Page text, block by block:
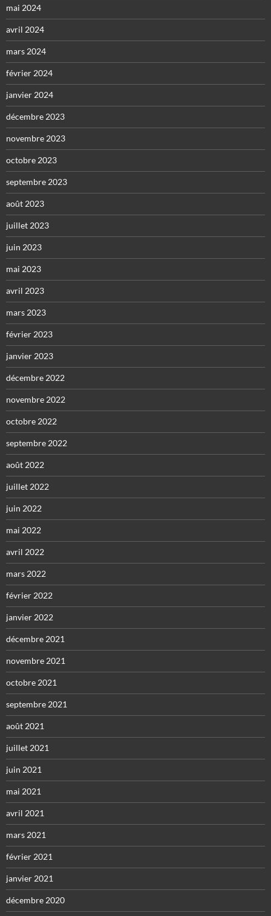
mai 2024
avril 2024
mars 2024
février 2024
janvier 2024
décembre 2023
novembre 2023
octobre 2023
septembre 2023
août 2023
juillet 2023
juin 2023
mai 2023
avril 2023
mars 2023
février 2023
janvier 2023
décembre 2022
novembre 2022
octobre 2022
septembre 2022
août 2022
juillet 2022
juin 2022
mai 2022
avril 2022
mars 2022
février 2022
janvier 2022
décembre 2021
novembre 2021
octobre 2021
septembre 2021
août 2021
juillet 2021
juin 2021
mai 2021
avril 2021
mars 2021
février 2021
janvier 2021
décembre 2020